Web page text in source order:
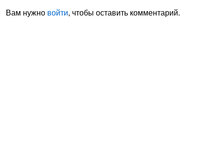
Вам нужно войти, чтобы оставить комментарий.